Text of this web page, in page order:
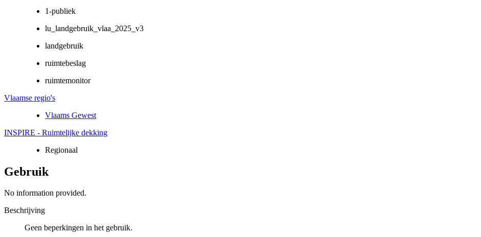
1-publiek
lu_landgebruik_vlaa_2025_v3
landgebruik
ruimtebeslag
ruimtemonitor
Vlaamse regio's
Vlaams Gewest
INSPIRE - Ruimtelijke dekking
Regionaal
Gebruik
No information provided.
Beschrijving
Geen beperkingen in het gebruik.